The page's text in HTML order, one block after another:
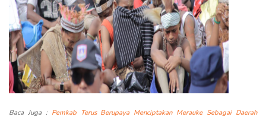
Baca Juga : Pemkab Terus Berupaya Menciptakan Merauke Sebagai Daerah